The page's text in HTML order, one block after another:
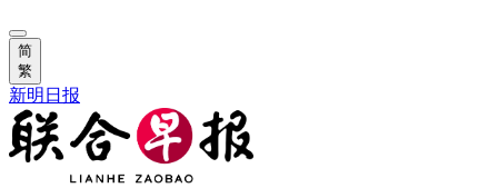
简
繁
新明日报